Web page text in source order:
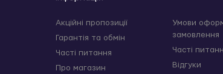
спеціальним засобом.
Акційні пропозиції
Гарантія та обмін
Часті питання
Про магазин
Умови
замовлення
Часті
Відгуки